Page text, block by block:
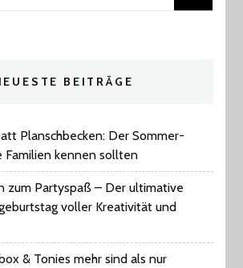
BEITRÄGE
Planschbecken: Der Sommer-
Familien kennen sollten
zum Partyspaß – Der ultimative
voller Kreativität und
& Tonies mehr sind als nur